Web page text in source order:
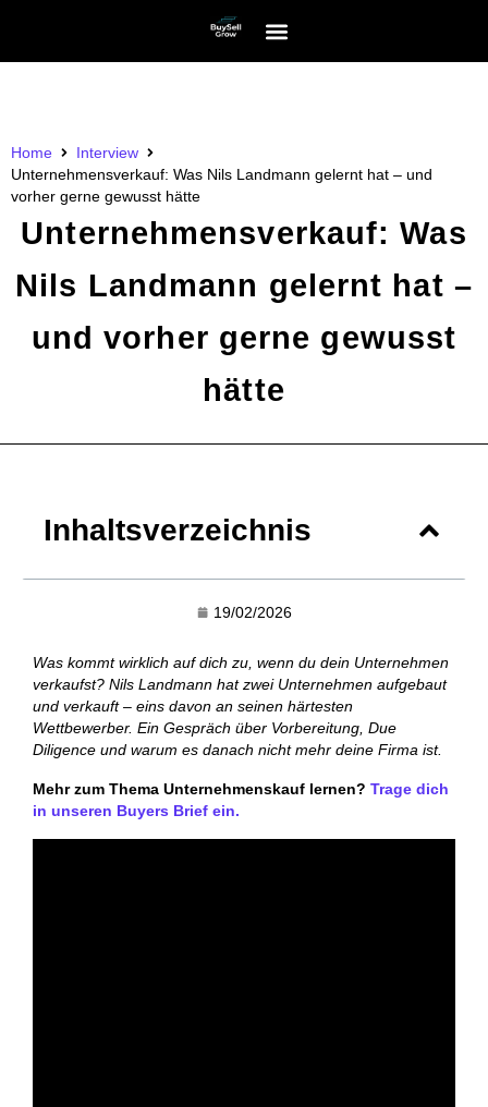
Home
Interview
Unternehmensverkauf: Was Nils Landmann gelernt hat – und
vorher gerne gewusst hätte
Unternehmensverkauf: Was
Nils Landmann gelernt hat –
und vorher gerne gewusst
hätte
Inhaltsverzeichnis
19/02/2026
Was kommt wirklich auf dich zu, wenn du dein Unternehmen
verkaufst? Nils Landmann hat zwei Unternehmen aufgebaut
und verkauft – eins davon an seinen härtesten
Wettbewerber. Ein Gespräch über Vorbereitung, Due
Diligence und warum es danach nicht mehr deine Firma ist.
Mehr zum Thema Unternehmenskauf lernen? Trage dich
in unseren Buyers Brief ein.